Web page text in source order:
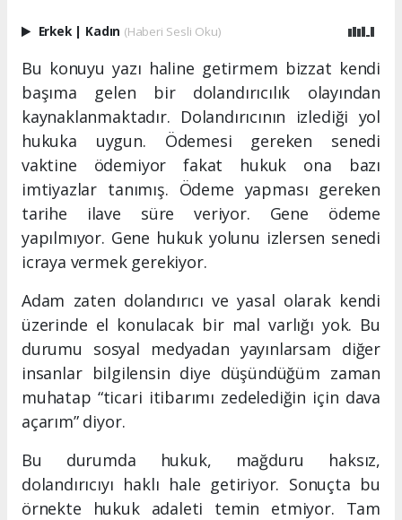
Erkek | Kadın (Haberi Sesli Oku)
Bu konuyu yazı haline getirmem bizzat kendi
başıma gelen bir dolandırıcılık olayından
kaynaklanmaktadır. Dolandırıcının izlediği yol
hukuka uygun. Ödemesi gereken senedi
vaktine ödemiyor fakat hukuk ona bazı
imtiyazlar tanımış. Ödeme yapması gereken
tarihe ilave süre veriyor. Gene ödeme
yapılmıyor. Gene hukuk yolunu izlersen senedi
icraya vermek gerekiyor.
Adam zaten dolandırıcı ve yasal olarak kendi
üzerinde el konulacak bir mal varlığı yok. Bu
durumu sosyal medyadan yayınlarsam diğer
insanlar bilgilensin diye düşündüğüm zaman
muhatap “ticari itibarımı zedelediğin için dava
açarım” diyor.
Bu durumda hukuk, mağduru haksız,
dolandırıcıyı haklı hale getiriyor. Sonuçta bu
örnekte hukuk adaleti temin etmiyor. Tam